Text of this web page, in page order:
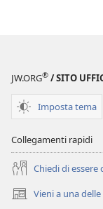
JW.ORG® / SITO
Imposta tema
Collegamenti rapidi
Chiedi di
Vieni a una
(apre